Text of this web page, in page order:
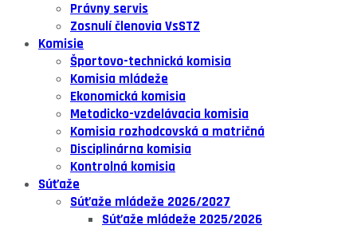
Právny servis
Zosnulí členovia VsSTZ
Komisie
Športovo-technická komisia
Komisia mládeže
Ekonomická komisia
Metodicko-vzdelávacia komisia
Komisia rozhodcovská a matričná
Disciplinárna komisia
Kontrolná komisia
Súťaže
Súťaže mládeže 2026/2027
Súťaže mládeže 2025/2026